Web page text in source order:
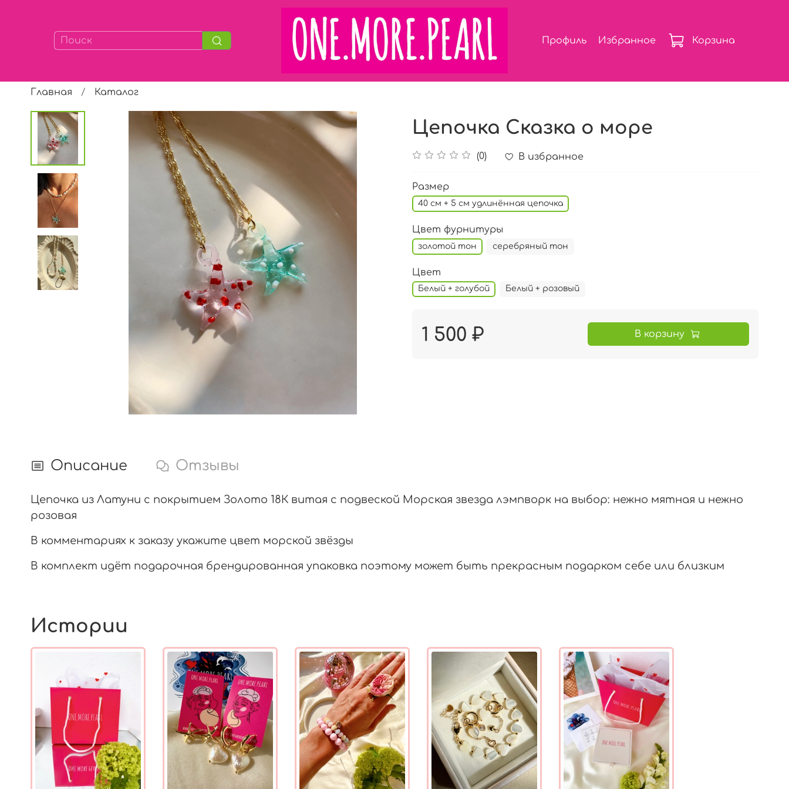
Профиль Избранное Корзина
Главная Каталог
Цепочка Сказка о море
(0) В избранное
Размер
40 см + 5 см удлинённая цепочка
Цвет фурнитуры
золотой тон серебряный тон
Цвет
Белый + голубой Белый + розовый
1 500 ₽ В корзину
Описание Отзывы
Цепочка из Латуни с покрытием Золото 18К витая с подвеской Морская звезда лэмпворк на выбор: нежно мятная и нежно
розовая
В комментариях к заказу укажите цвет морской звёзды
В комплект идёт подарочная брендированная упаковка поэтому может быть прекрасным подарком себе или близким
Истории